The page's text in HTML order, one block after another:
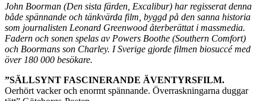
John Boorman (Den sista färden, Excalibur) har regisserat denna
både spännande och tänkvärda film, byggd på den sanna historia
som journalisten Leonard Greenwood återberättat i massmedia.
Fadern och sonen spelas av Powers Boothe (Southern Comfort)
och Boormans son Charley. I Sverige gjorde filmen biosuccé med
över 180 000 besökare.
”SÄLLSYNT FASCINERANDE ÄVENTYRSFILM.
Oerhört vacker och enormt spännande. Överraskningarna duggar